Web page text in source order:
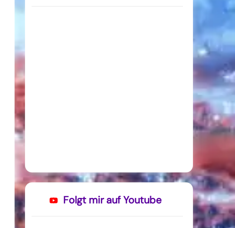
Folgt mir auf Youtube